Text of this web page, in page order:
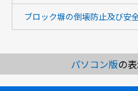
ブロック塀の倒壊防止及び安
パソコン版の